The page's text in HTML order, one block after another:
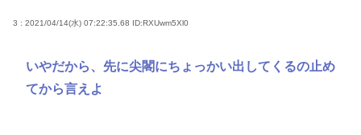
3 : 2021/04/14(水) 07:22:35.68 ID:RXUwm5Xl0
いやだから、先に尖閣にちょっかい出してくるの止め
てから言えよ